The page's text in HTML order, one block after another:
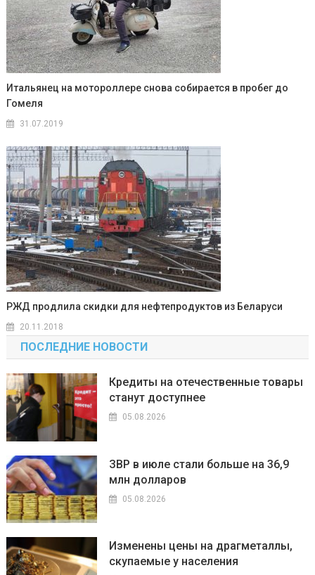
Итальянец на мотороллере снова собирается в пробег до
Гомеля
31.07.2019
РЖД продлила скидки для нефтепродуктов из Беларуси
20.11.2018
ПОСЛЕДНИЕ НОВОСТИ
Кредиты на отечественные товары
станут доступнее
05.08.2026
ЗВР в июле стали больше на 36,9
млн долларов
05.08.2026
Изменены цены на драгметаллы,
скупаемые у населения